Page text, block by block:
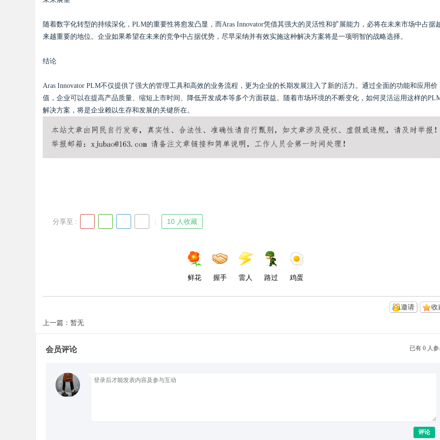
随着数字化转型的持续深化，PLM的重要性将愈发凸显，而Aras Innovator凭借其强大的灵活性和扩展能力，必将在未来市场中占据
来越重要的地位。企业如果希望在未来的竞争中占据优势，尽早采纳并有效实施这种解决方案将是一项明智的战略选择。
结论
Aras Innovator PLM不仅提供了强大的管理工具和高效的业务流程，更为企业的长期发展注入了新的活力。通过全面的功能和应用价
值，企业可以在提高产品质量、缩短上市时间、降低开发成本等多个方面获益。随着市场环境的不断变化，如何灵活运用这样的
解决方案，将是企业赖以生存和发展的关键所在。
分享至 : 10 人收藏
鲜花 握手 雷人 路过 鸡蛋
收
邀请
上一篇：暂无
已有 0 人
会员评论
评论